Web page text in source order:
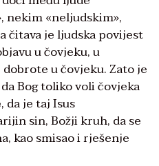
nekim «neljudskim»,
čitava je ljudska povijest
u čovjeku, u
u čovjeku. Zato je
Bog toliko voli čovjeka
da je taj Isus
sin, Božji kruh, da se
kao smisao i rješenje